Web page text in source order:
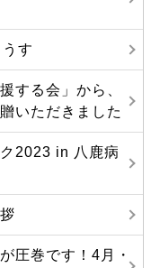
す
する会」から、
いただきました
2023 in 八鹿病
圧巻です！4月・